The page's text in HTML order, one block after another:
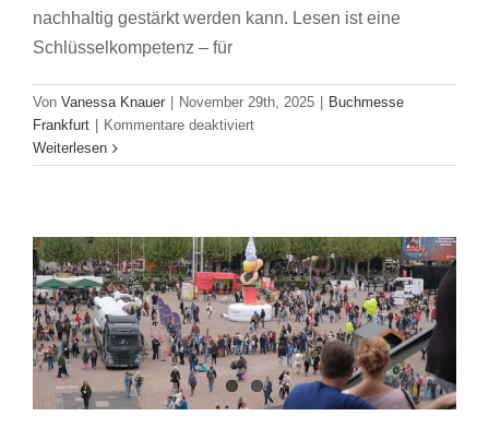
nachhaltig gestärkt werden kann. Lesen ist eine
Schlüsselkompetenz – für
Von Vanessa Knauer November 29th, 2025
Buchmesse
Frankfurt
Kommentare deaktiviertfür
for
Europa
jetzt
über
Lesekompetenz
sprechen
muss
WeiterlesenBuchmesse für Anfänger:innen: eine